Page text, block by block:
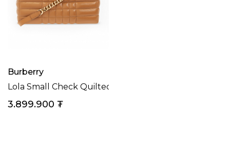
Burberry
Lola Small Check Quilted Zip Crossbody Bag
3.899.900 ₮